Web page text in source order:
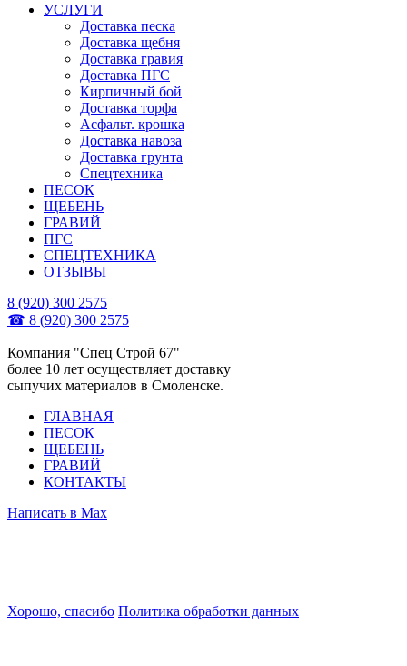
УСЛУГИ
Доставка песка
Доставка щебня
Доставка гравия
Доставка ПГС
Кирпичный бой
Доставка торфа
Асфальт. крошка
Доставка навоза
Доставка грунта
Спецтехника
ПЕСОК
ЩЕБЕНЬ
ГРАВИЙ
ПГС
СПЕЦТЕХНИКА
ОТЗЫВЫ
8 (920) 300 2575
☎ 8 (920) 300 2575
Компания "Спец Строй 67"
более 10 лет осуществляет доставку
сыпучих материалов в Смоленске.
ГЛАВНАЯ
ПЕСОК
ЩЕБЕНЬ
ГРАВИЙ
КОНТАКТЫ
Написать в Max
Хорошо, спасибо Политика обработки данных